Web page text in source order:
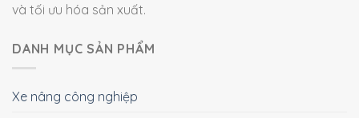
và tối ưu hóa sản xuất.
DANH MỤC SẢN PHẨM
Xe nâng công nghiệp